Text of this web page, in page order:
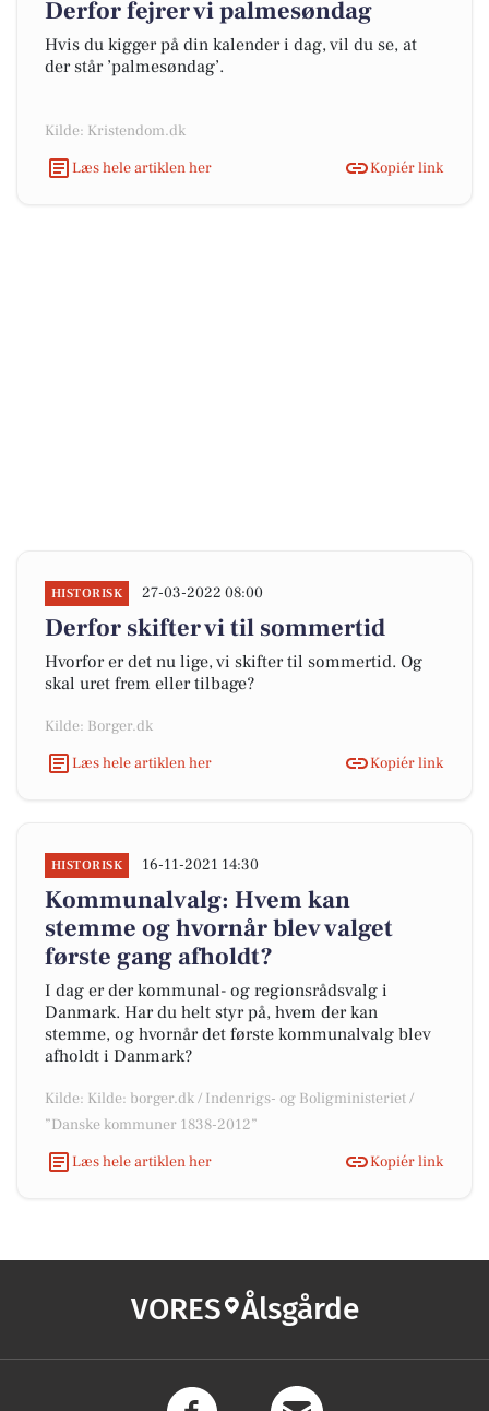
Derfor fejrer vi palmesøndag
Hvis du kigger på din kalender i dag, vil du se, at
der står ’palmesøndag’.
Kilde: Kristendom.dk
Læs hele artiklen her
Kopiér link
HISTORISK 27-03-2022 08:00
Derfor skifter vi til sommertid
Hvorfor er det nu lige, vi skifter til sommertid. Og
skal uret frem eller tilbage?
Kilde: Borger.dk
Læs hele artiklen her
Kopiér link
HISTORISK 16-11-2021 14:30
Kommunalvalg: Hvem kan
stemme og hvornår blev valget
første gang afholdt?
I dag er der kommunal- og regionsrådsvalg i
Danmark. Har du helt styr på, hvem der kan
stemme, og hvornår det første kommunalvalg blev
afholdt i Danmark?
Kilde: Kilde: borger.dk / Indenrigs- og Boligministeriet /
”Danske kommuner 1838-2012”
Læs hele artiklen her
Kopiér link
VORES Ålsgårde